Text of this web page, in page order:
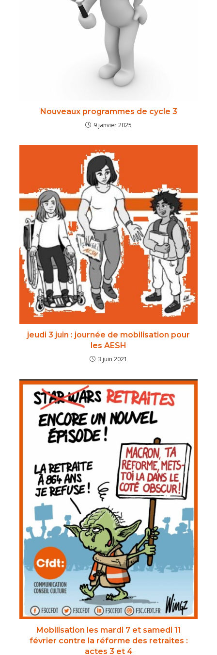
Nouveaux programmes de cycle 3
9 janvier 2025
jeudi 3 juin : journée de mobilisation pour
les AESH
3 juin 2021
Mobilisation les mardi 7 et samedi 11
février contre la réforme des retraites :
actes 3 et 4